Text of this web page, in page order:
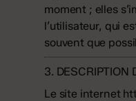
moment ; elles
l’utilisateur, qui
souvent que
3. DESCRIPTION
Le site internet